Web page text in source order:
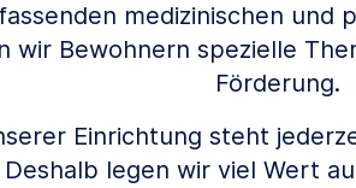
medizinischen und
wir Bewohnern spezielle
Förderung.
Einrichtung steht
Deshalb legen wir viel Wert